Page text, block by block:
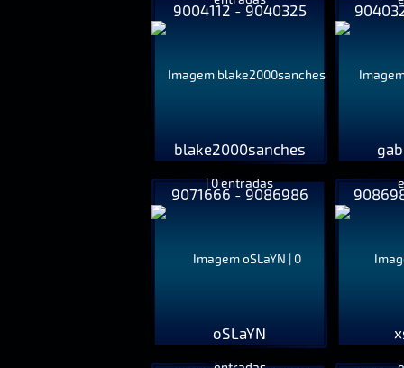
9004112 - 9040325
blake2000sanches
9071666 - 9086986
oSLaYN